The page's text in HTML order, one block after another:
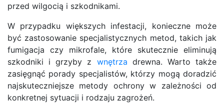
przed wilgocią i szkodnikami.
W przypadku większych infestacji, konieczne może
być zastosowanie specjalistycznych metod, takich jak
fumigacja czy mikrofale, które skutecznie eliminują
szkodniki i grzyby z wnętrza drewna. Warto także
zasięgnąć porady specjalistów, którzy mogą doradzić
najskuteczniejsze metody ochrony w zależności od
konkretnej sytuacji i rodzaju zagrożeń.